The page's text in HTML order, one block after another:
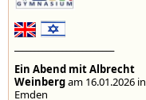
Ein Abend mit Albrecht
Weinbergam 16.01.2026 in
Emden